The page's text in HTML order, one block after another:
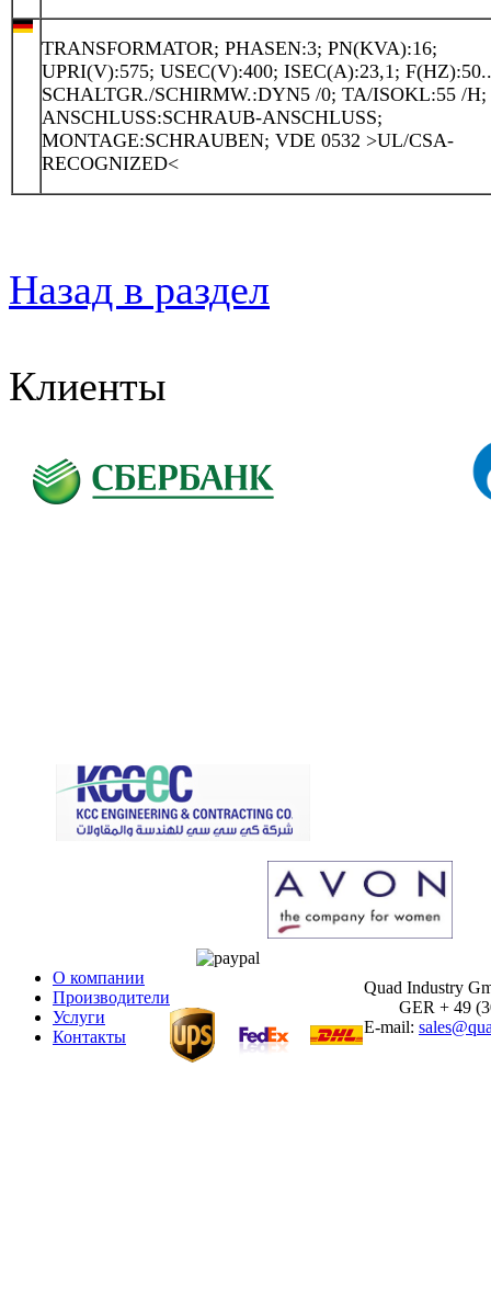
TRANSFORMATOR; PHASEN:3; PN(KVA):16;
UPRI(V):575; USEC(V):400; ISEC(A):23,1;
SCHALTGR./SCHIRMW.:DYN5 /0; TA/ISOKL:55 /H;
ANSCHLUSS:SCHRAUB-ANSCHLUSS;
MONTAGE:SCHRAUBEN; VDE 0532 >UL/CSA-
RECOGNIZED<
Назад в раздел
Клиенты
О компании
Производители
Услуги
Контакты
Quad Industry
GER + 49
E-mail: